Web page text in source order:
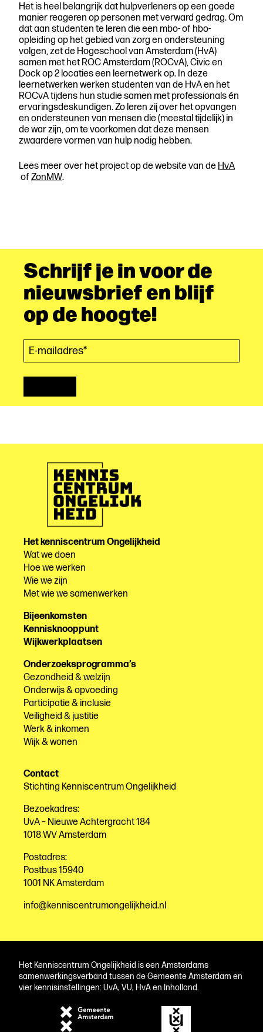
Het is heel belangrijk dat hulpverleners op een goede
manier reageren op personen met verward gedrag. Om
dat aan studenten te leren die een mbo- of hbo-
opleiding op het gebied van zorg en ondersteuning
volgen, zet de Hogeschool van Amsterdam (HvA)
samen met het ROC Amsterdam (ROCvA), Civic en
Dock op 2 locaties een leernetwerk op. In deze
leernetwerken werken studenten van de HvA en het
ROCvA tijdens hun studie samen met professionals én
ervaringsdeskundigen. Zo leren zij over het opvangen
en ondersteunen van mensen die (meestal tijdelijk) in
de war zijn, om te voorkomen dat deze mensen
zwaardere vormen van hulp nodig hebben.
Lees meer over het project op de website van de HvA
of ZonMW.
Schrijf je in voor de
nieuwsbrief en blijf
op de hoogte!
Het kenniscentrum Ongelijkheid
Wat we doen
Hoe we werken
Wie we zijn
Met wie we samenwerken
Bijeenkomsten
Kennisknooppunt
Wijkwerkplaatsen
Onderzoeksprogramma’s
Gezondheid & welzijn
Onderwijs & opvoeding
Participatie & inclusie
Veiligheid & justitie
Werk & inkomen
Wijk & wonen
Contact
Stichting Kenniscentrum Ongelijkheid
Bezoekadres:
UvA – Nieuwe Achtergracht 184
1018 WV Amsterdam
Postadres:
Postbus 15940
1001 NK Amsterdam
info@kenniscentrumongelijkheid.nl
Het Kenniscentrum Ongelijkheid is een Amsterdams
samenwerkingsverband tussen de Gemeente Amsterdam en
vier kennisinstellingen: UvA, VU, HvA en Inholland.